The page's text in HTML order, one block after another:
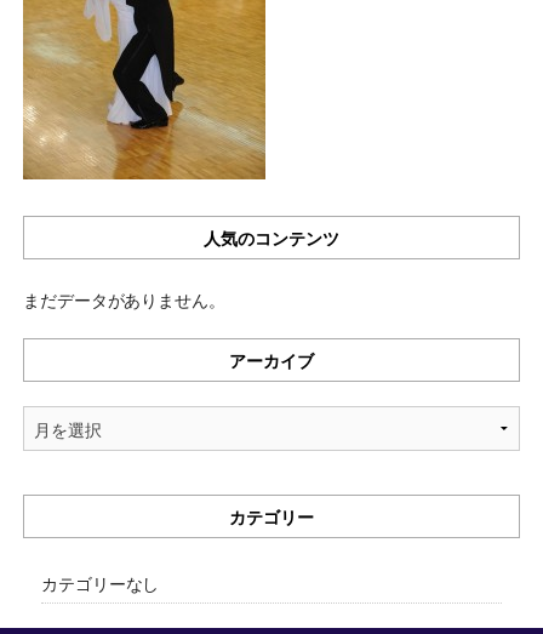
人気のコンテンツ
まだデータがありません。
アーカイブ
ア
ー
ブ
カテゴリー
カテゴリーなし